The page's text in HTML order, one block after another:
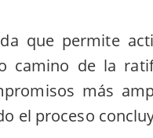
que permite
camino de la
más
el proceso